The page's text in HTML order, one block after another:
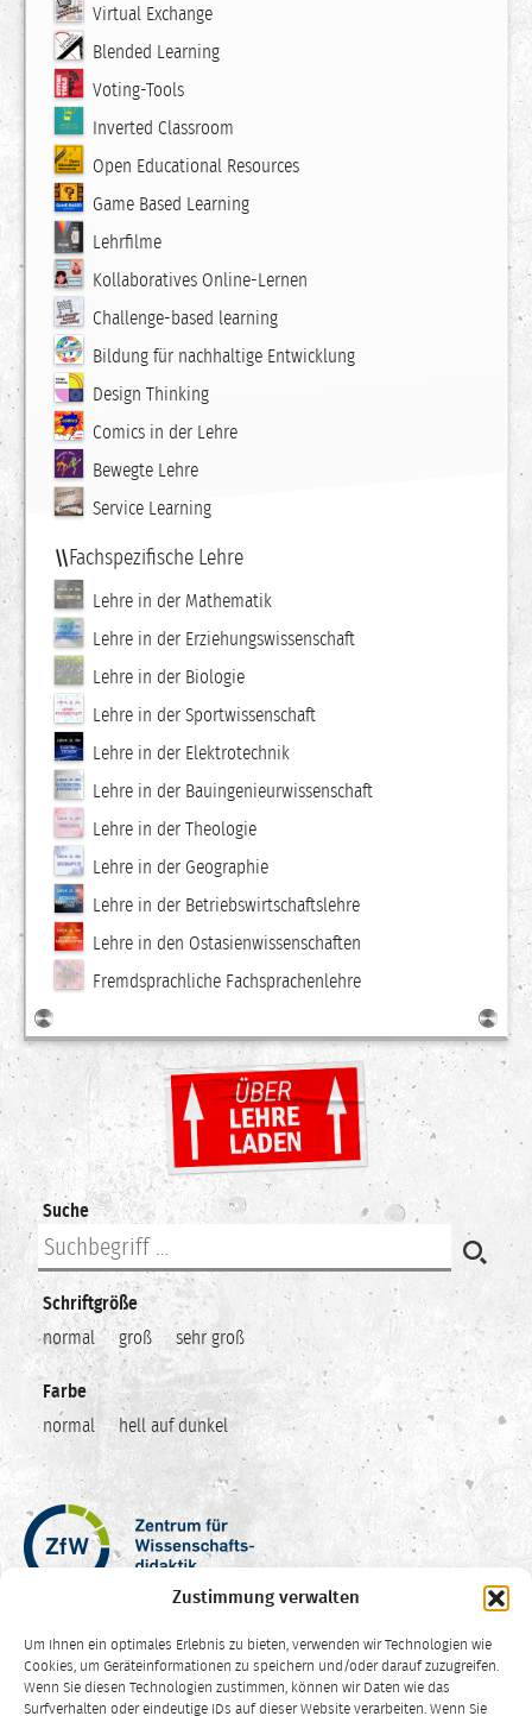
Zustimmung verwalten
Um Ihnen ein optimales Erlebnis zu bieten, verwenden wir Technologien wie
Cookies, um Geräteinformationen zu speichern und/oder darauf zuzugreifen.
Wenn Sie diesen Technologien zustimmen, können wir Daten wie das
Surfverhalten oder eindeutige IDs auf dieser Website verarbeiten. Wenn Sie
Virtual Exchange
Blended Learning
Voting-Tools
Inverted Classroom
Open Educational Resources
Game Based Learning
Lehrfilme
Kollaboratives Online-Lernen
Challenge-based learning
Bildung für nachhaltige Entwicklung
Design Thinking
Comics in der Lehre
Bewegte Lehre
Service Learning
Fachspezifische Lehre
Lehre in der Mathematik
Lehre in der Erziehungswissenschaft
Lehre in der Biologie
Lehre in der Sportwissenschaft
Lehre in der Elektrotechnik
Lehre in der Bauingenieurwissenschaft
Lehre in der Theologie
Lehre in der Geographie
Lehre in der Betriebswirtschaftslehre
Lehre in den Ostasienwissenschaften
Fremdsprachliche Fachsprachenlehre
Suche
Schriftgröße
normal
groß sehr groß
Farbe
normal
hell auf dunkel
Zentrum
für
Wissenschaftsdidaktik
Ruhr-
Universität